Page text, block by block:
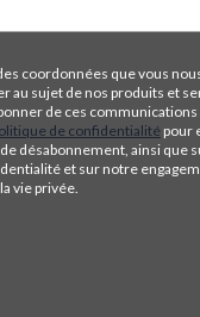
coordonnées que vous
au sujet de nos produits et
de ces
de confidentialité pour
désabonnement, ainsi que
et sur notre
vie privée.